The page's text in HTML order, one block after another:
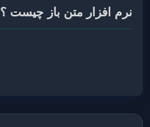
نرم افزار متن باز چیست ؟